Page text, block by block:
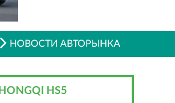
НОВОСТИ АВТОРЫНКА
HONGQI HS5